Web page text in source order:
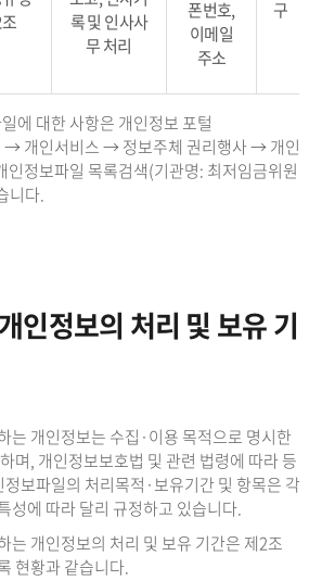
록 및 인사사
무 처리
폰번호,
이메일
주소
구
에 대한 사항은 개인정보 포털
개인서비스 → 정보주체 권리행사 → 개인
정보파일 목록검색(기관명: 최저임금위원
니다.
인정보의 처리 및 보유 기
는 개인정보는 수집·이용 목적으로 명시한
며, 개인정보보호법 및 관련 법령에 따라 등
보파일의 처리목적·보유기간 및 항목은 각
성에 따라 달리 규정하고 있습니다.
는 개인정보의 처리 및 보유 기간은 제2조
현황과 같습니다.